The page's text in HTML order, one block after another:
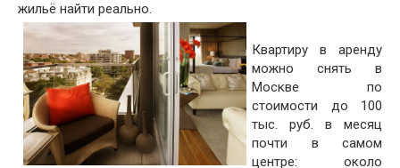
жильё найти реально.
Квартиру в аренду
можно снять в
Москве по
стоимости до 100
тыс. руб. в месяц
почти в самом
центре: около